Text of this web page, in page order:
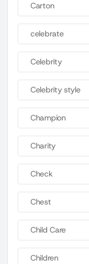
Carton
celebrate
Celebrity
Celebrity style
Champion
Charity
Check
Chest
Child Care
Children